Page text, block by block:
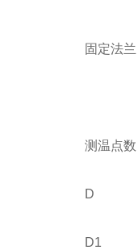
固定法兰
测温点数
D
D1